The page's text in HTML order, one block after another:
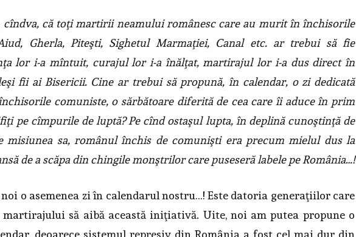
cîndva, că toţi martirii neamului românesc care au murit în închisorile
Gherla, Piteşti, Sighetul Marmaţiei, Canal etc. ar trebui să fie
lor i-a mîntuit, curajul lor i-a înălţat, martirajul lor i-a dus direct în
fii ai Bisericii. Cine ar trebui să propună, în calendar, o zi dedicată
comuniste, o sărbătoare diferită de cea care îi aduce în prim
pe cîmpurile de luptă? Pe cînd ostaşul lupta, în deplină cunoştinţă de
misiunea sa, românul închis de comunişti era precum mielul dus la
de a scăpa din chingile monştrilor care puseseră labele pe România…!
noi o asemenea zi în calendarul nostru…! Este datoria generaţiilor care
să aibă această iniţiativă. Uite, noi am putea propune o
deoarece sistemul represiv din România a fost cel mai dur din